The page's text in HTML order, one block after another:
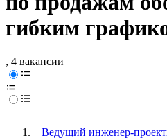
гибким
, 4 вакансии
Ведущий инженер-